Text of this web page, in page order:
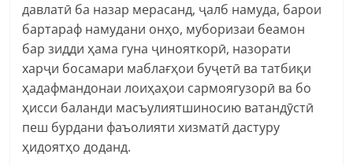
давлатӣ ба назар мерасанд, ҷалб намуда, барои
бартараф намудани онҳо, муборизаи беамон
бар зидди ҳама гуна ҷинояткорӣ, назорати
харҷи босамари маблағҳои буҷетӣ ва татбиқи
ҳадафмандонаи лоиҳаҳои сармоягузорӣ ва бо
ҳисси баланди масъулиятшиносию ватандӯстӣ
пеш бурдани фаъолияти хизматӣ дастуру
ҳидоятҳо доданд.